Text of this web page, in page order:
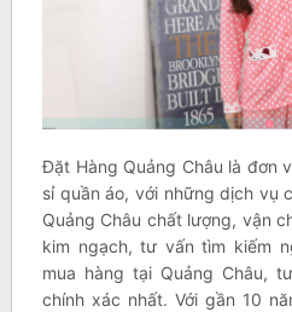
Đặt Hàng Quảng Châu là đơn
sỉ quần áo, với những dịch vụ
Quảng Châu chất lượng, vận
kim ngạch, tư vấn tìm kiếm
mua hàng tại Quảng Châu,
chính xác nhất. Với gần 10